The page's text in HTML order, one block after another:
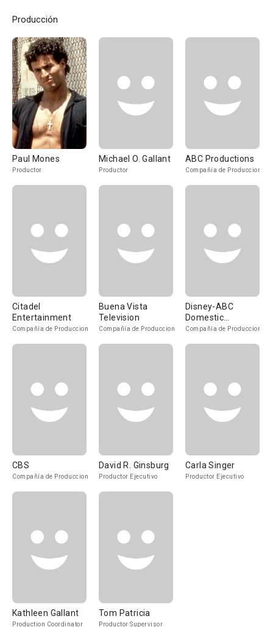
Producción
Paul Mones
Productor
Michael O. Gallant
Productor
ABC Productions
Compañía de Produccion
Citadel
Entertainment
Compañía de Produccion
Buena Vista
Television
Compañía de Produccion
Disney-ABC
Domestic
Television
Compañía de Produccion
CBS
Compañía de Produccion
David R. Ginsburg
Productor Ejecutivo
Carla Singer
Productor Ejecutivo
Kathleen Gallant
Production Coordinator
Tom Patricia
Productor Supervisor